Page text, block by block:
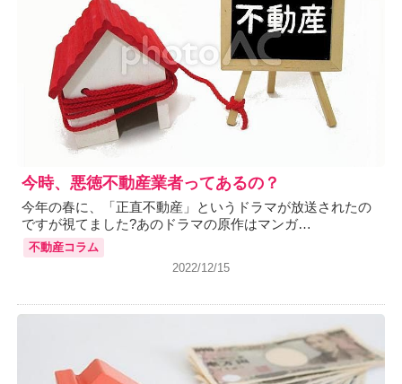
今時、悪徳不動産業者ってあるの？
今年の春に、「正直不動産」というドラマが放送されたの
ですが視てました?あのドラマの原作はマンガ…
不動産コラム
2022/12/15